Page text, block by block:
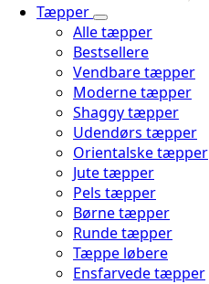
Tæpper
Alle tæpper
Bestsellere
Vendbare tæpper
Moderne tæpper
Shaggy tæpper
Udendørs tæpper
Orientalske tæpper
Jute tæpper
Pels tæpper
Børne tæpper
Runde tæpper
Tæppe løbere
Ensfarvede tæpper